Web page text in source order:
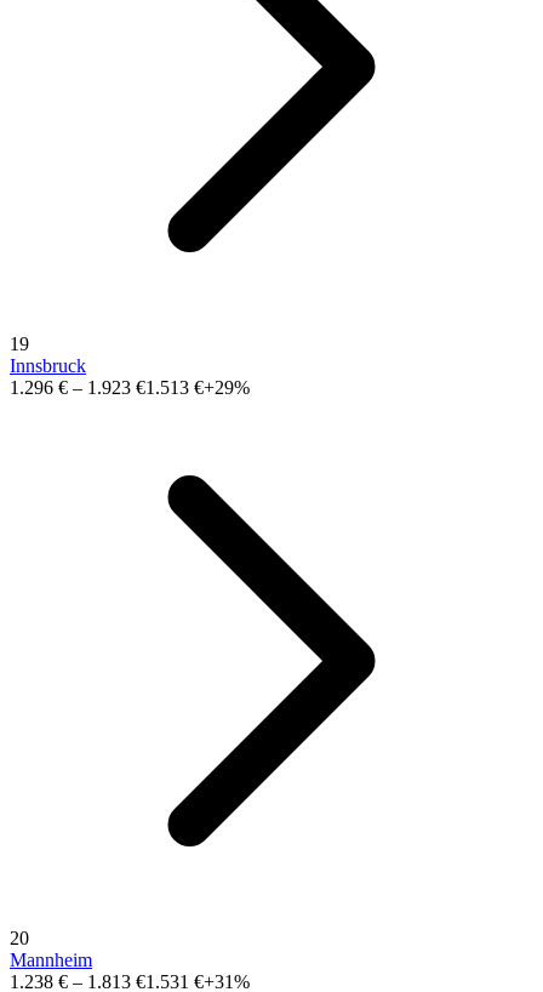
19
Innsbruck
1.296 € – 1.923 €1.513 €+29%
20
Mannheim
1.238 € – 1.813 €1.531 €+31%